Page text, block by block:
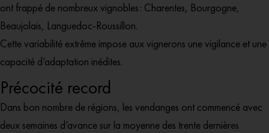
ont frappé de nombreux vignobles : Charentes, Bourgogne,
Beaujolais, Languedoc-Roussillon.
Cette variabilité extrême impose aux vignerons une vigilance et une
capacité d’adaptation inédites.
Précocité record
Dans bon nombre de régions, les vendanges ont commencé avec
deux semaines d’avance sur la moyenne des trente dernières